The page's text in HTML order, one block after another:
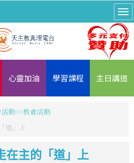
心靈加油 學習課程 主日講道
動
教會活動
道」上
在主的「道」上